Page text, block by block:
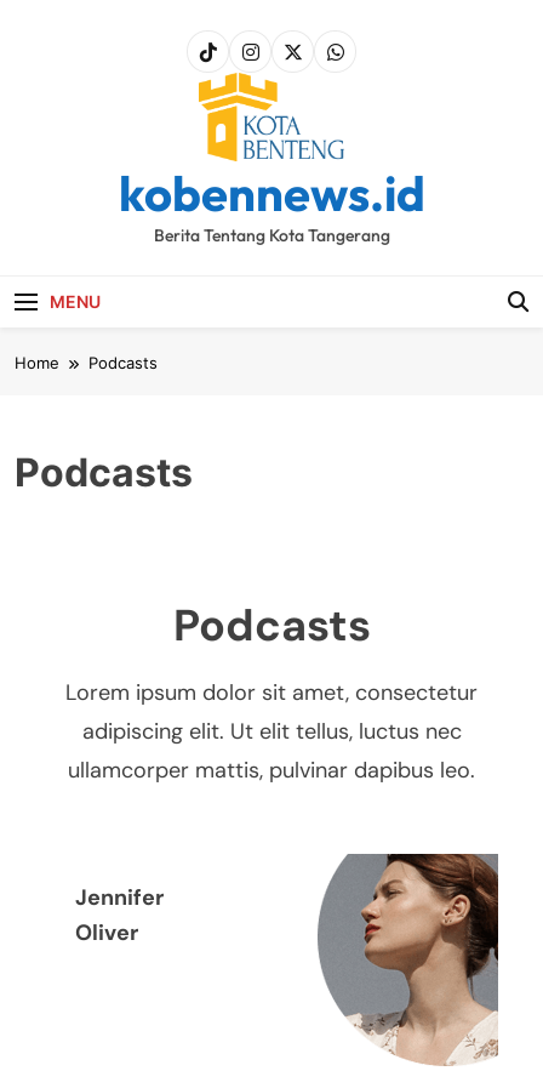
kobennews.id
Berita Tentang Kota Tangerang
MENU
Home Podcasts
Podcasts
Podcasts
Lorem ipsum dolor sit amet, consectetur
adipiscing elit. Ut elit tellus, luctus nec
ullamcorper mattis, pulvinar dapibus leo.
Jennifer
Oliver